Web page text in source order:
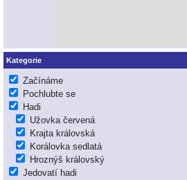
Kategorie
Začínáme
Pochlubte se
Hadi
Užovka červená
Krajta královská
Korálovka sedlatá
Hroznýš královský
Jedovatí hadi